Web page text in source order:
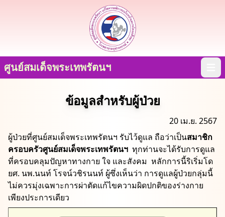
ศูนย์สมเด็จพระเทพรัตนฯ
ข้อมูลสำหรับผู้ป่วย
20 เม.ย. 2567
ผู้ป่วยที่ศูนย์สมเด็จพระเทพรัตนฯ รับไว้ดูแล ถือว่าเป็นสมาชิก
ครอบครัวศูนย์สมเด็จพระเทพรัตนฯ ทุกท่านจะได้รับการดูแล
ที่ครอบคลุมปัญหาทางกาย ใจ และสังคม หลักการนี้ริเริ่มโด
ยศ. นพ.นนท์ โรจน์วชิรนนท์ ผู้ซึ่งเห็นว่า การดูแลผู้ป่วยกลุ่มนี้
ไม่ควรมุ่งเฉพาะการผ่าตัดแก้ไขความผิดปกติของร่างกาย
เพียงประการเดียว